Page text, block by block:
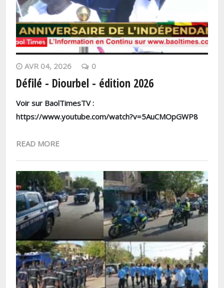
AVR 04, 2026 0
Défilé - Diourbel - édition 2026
Voir sur BaolTimesTV :
https://www.youtube.com/watch?v=5AuCMOpGWP8
READ MORE